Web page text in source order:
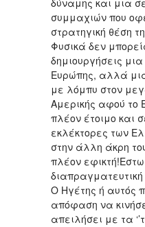
συμμαχιών που
στρατηγική θέση
Φυσικά δεν
δημιουργήσεις
Ευρώπης, αλλά
με λόμπυ στον
Αμερικής αφού το
πλέον έτοιμο και
εκλέκτορες των
στην άλλη άκρη
πλέον
διαπραγματευτική
Ο Ηγέτης ή αυτός
απόφαση να
απειλήσει με τα